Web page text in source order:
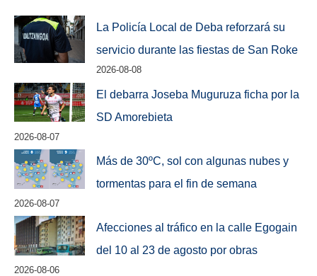
La Policía Local de Deba reforzará su
servicio durante las fiestas de San Roke
2026-08-08
El debarra Joseba Muguruza ficha por la
SD Amorebieta
2026-08-07
Más de 30ºC, sol con algunas nubes y
tormentas para el fin de semana
2026-08-07
Afecciones al tráfico en la calle Egogain
del 10 al 23 de agosto por obras
2026-08-06